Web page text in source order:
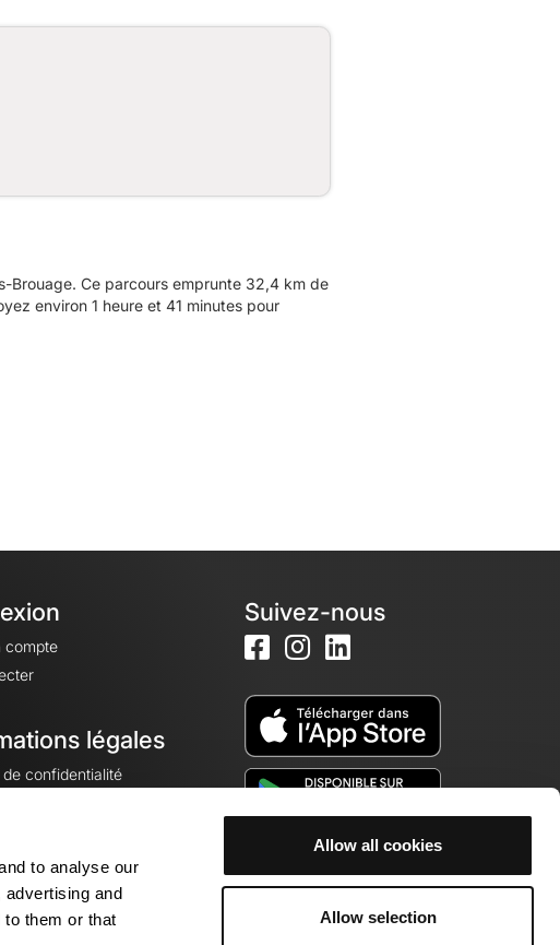
to analyse our
and
to them or that
Allow all cookies
Allow selection
Brouage. Ce parcours emprunte 32,4 km de
environ 1 heure et 41 minutes pour
compte
légales
de confidentialité
légales
des cookies
Suivez-nous